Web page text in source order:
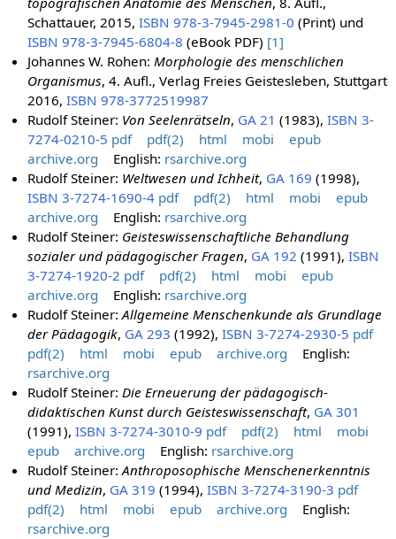
Schattauer, 2015,ISBN 978-3-7945-2981-0 (Print) und
ISBN 978-3-7945-6804-8 (eBook PDF) [1]
Johannes W. Rohen: Morphologie des menschlichen
Organismus, 4. Aufl., Verlag Freies Geistesleben, Stuttgart
2016,ISBN 978-3772519987
Rudolf Steiner: Von Seelenrätseln, GA 21 (1983),ISBN 3-
7274-0210-5 pdf pdf(2) html mobi
epub
archive.org
English: rsarchive.org
Rudolf Steiner: Weltwesen und Ichheit, GA 169 (1998),
ISBN 3-7274-1690-4 pdf pdf(2) html mobi
epub
archive.org
English: rsarchive.org
Rudolf Steiner: Geisteswissenschaftliche Behandlung
sozialer und pädagogischer Fragen, GA 192 (1991),ISBN
3-7274-1920-2 pdf pdf(2) html mobi
epub
archive.org
English: rsarchive.org
Rudolf Steiner:Allgemeine Menschenkunde als Grundlage
der Pädagogik, GA 293 (1992),ISBN 3-7274-2930-5 pdf
pdf(2)
html mobi epub archive.org
English:
rsarchive.org
Rudolf Steiner: Die Erneuerung der pädagogisch-
didaktischen Kunst durch Geisteswissenschaft, GA 301
(1991),ISBN 3-7274-3010-9 pdf pdf(2) html
mobi
epub
archive.org English: rsarchive.org
Rudolf Steiner:Anthroposophische Menschenerkenntnis
und Medizin, GA 319 (1994),ISBN 3-7274-3190-3 pdf
pdf(2)
html mobi epub archive.org
English:
rsarchive.org